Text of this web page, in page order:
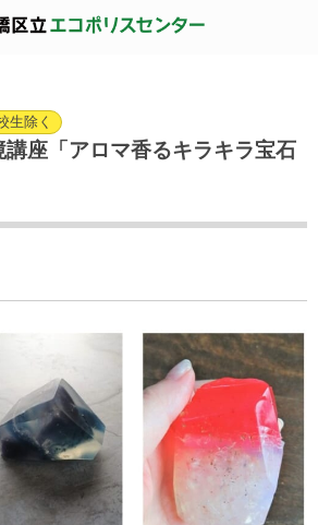
生除く
講座「アロマ香るキラキラ宝石